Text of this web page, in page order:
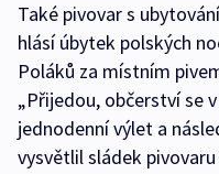
Také pivovar s
hlásí úbytek polských
Poláků za místním
„Přijedou, občerství se
jednodenní výlet a
vysvětlil sládek